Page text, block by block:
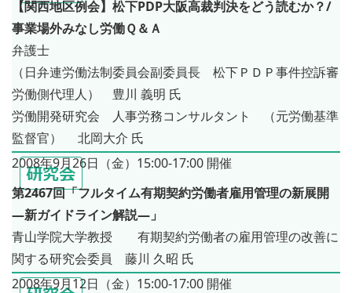
【関西地区例会】松下PDP大阪高裁判決をどう読むか？/
事業場外みなし労働Ｑ＆Ａ
弁護士
（日弁連労働法制委員会副委員長 松下ＰＤＰ事件控訴審
労働側代理人） 豊川 義明 氏
労働開発研究会 人事労務コンサルタント （元労働基準
監督官） 北岡大介 氏
2008年9月26日（金）15:00-17:00 開催
第2467回「フルタイム有期契約労働者雇用管理の新展開
―新ガイドライン解説―」
青山学院大学教授 有期契約労働者の雇用管理の改善に
関する研究会委員 藤川 久昭 氏
2008年9月12日（金）15:00-17:00 開催